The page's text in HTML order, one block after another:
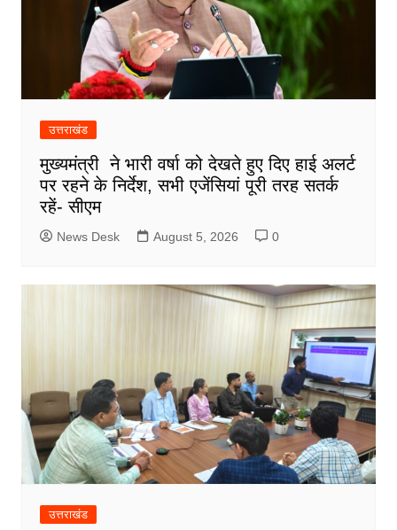
उत्तराखंड
मुख्यमंत्री ने भारी वर्षा को देखते हुए दिए हाई अलर्ट
पर रहने के निर्देश, सभी एजेंसियां पूरी तरह सतर्क
रहें- सीएम
News Desk August 5, 2026 0
उत्तराखंड